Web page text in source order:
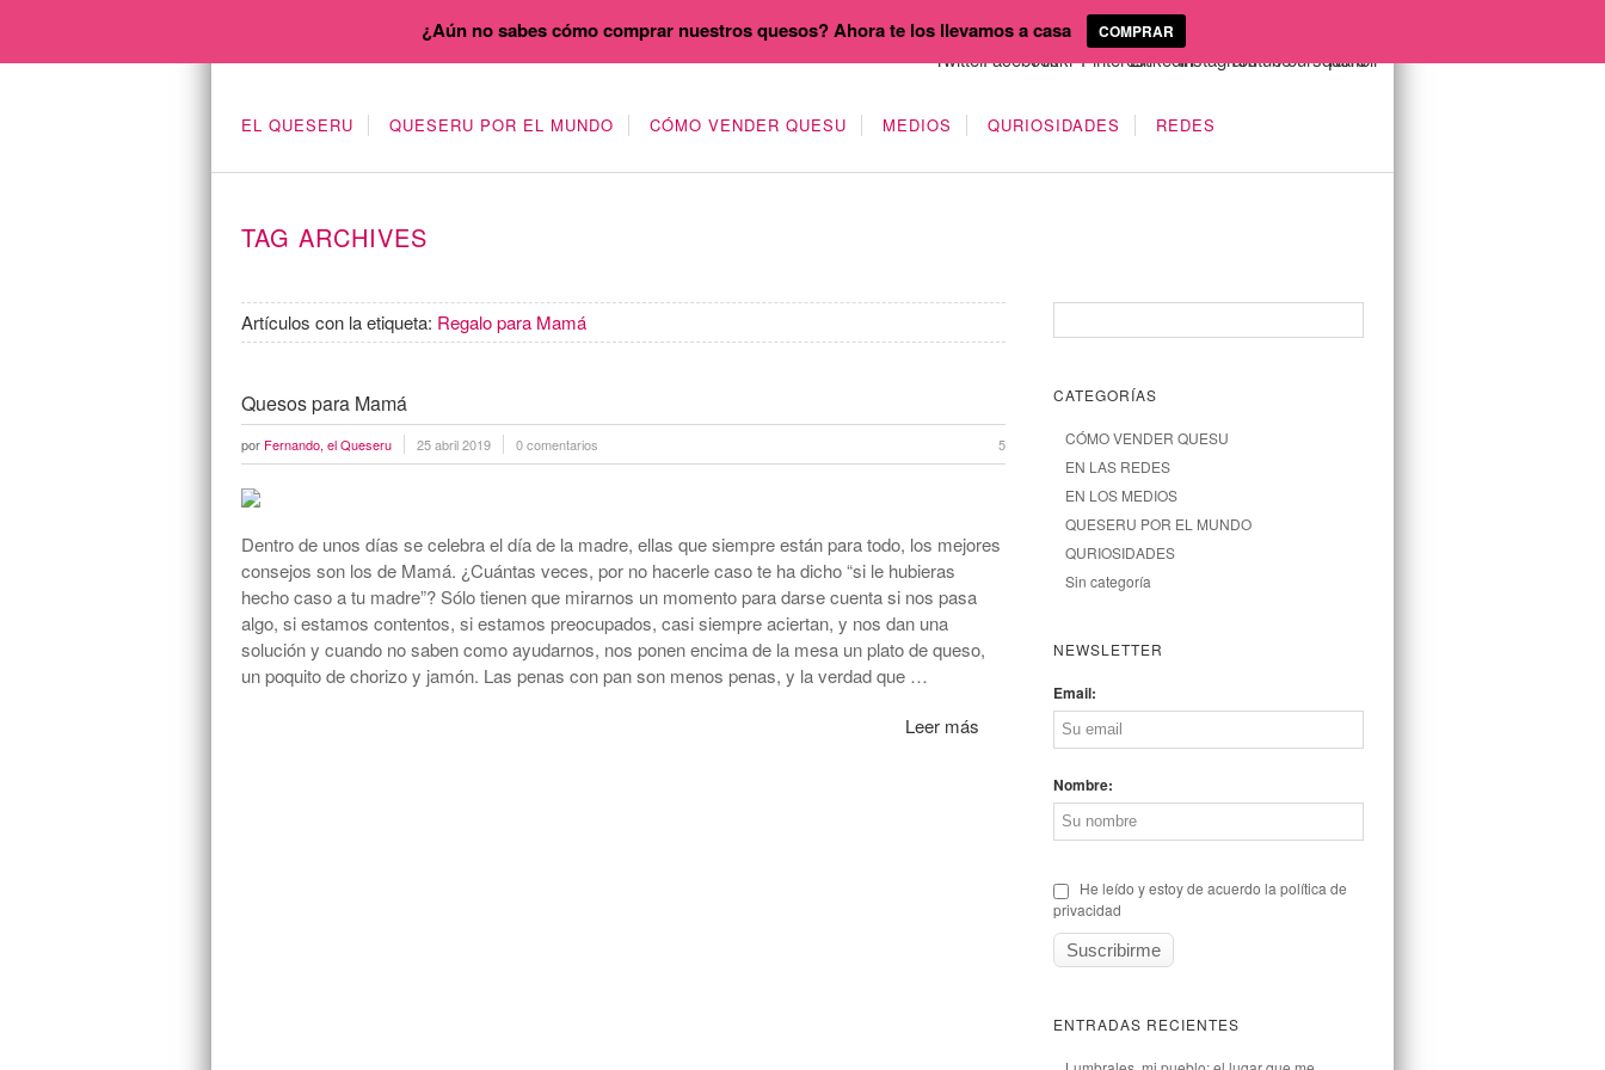
EL QUESERU QUESERU POR EL MUNDO CÓMO VENDER QUESU MEDIOS QURIOSIDADES REDES
TAG ARCHIVES
Artículos con la etiqueta: Regalo para Mamá
Quesos para Mamá
por Fernando, el Queseru 25 abril 2019 0 comentarios 5
Dentro de unos días se celebra el día de la madre, ellas que siempre están para todo, los mejores
consejos son los de Mamá. ¿Cuántas veces, por no hacerle caso te ha dicho “si le hubieras
hecho caso a tu madre”? Sólo tienen que mirarnos un momento para darse cuenta si nos pasa
algo, si estamos contentos, si estamos preocupados, casi siempre aciertan, y nos dan una
solución y cuando no saben como ayudarnos, nos ponen encima de la mesa un plato de queso,
un poquito de chorizo y jamón. Las penas con pan son menos penas, y la verdad que …
Leer más
CATEGORÍAS
CÓMO VENDER QUESU
EN LAS REDES
EN LOS MEDIOS
QUESERU POR EL MUNDO
QURIOSIDADES
Sin categoría
NEWSLETTER
Email:
Nombre:
He leído y estoy de acuerdo la política de
privacidad
ENTRADAS RECIENTES
¿Aún no sabes cómo comprar nuestros quesos? Ahora te los llevamos a casa COMPRAR